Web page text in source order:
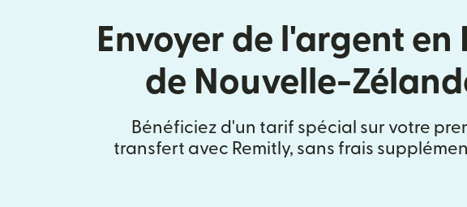
Envoyer de l'argent en
de Nouvelle-
Bénéficiez d'un tarif spécial sur votre
transfert avec Remitly, sans frais